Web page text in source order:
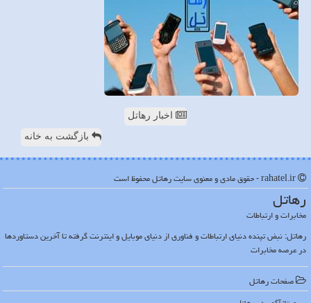
اخبار رهاتل
بازگشت به خانه
رهاتل
مخابرات و ارتباطات
رهاتل: نبض تپنده دنیای ارتباطات و فناوری از دنیای موبایل و اینترنت گرفته تا آخرین دستاوردها
در عرصه مخابرات
صفحات رهاتل